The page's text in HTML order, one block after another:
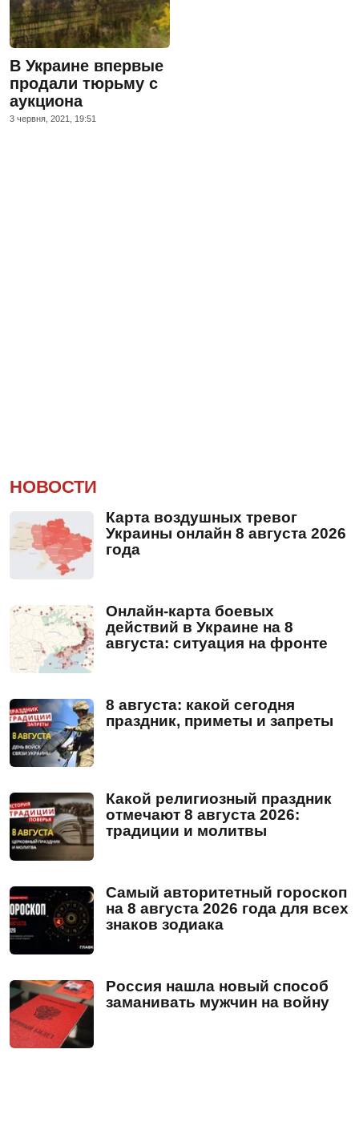
В Украине впервые
продали тюрьму с
аукциона
3 червня, 2021, 19:51
НОВОСТИ
Карта воздушных тревог
Украины онлайн 8 августа 2026
года
Онлайн-карта боевых
действий в Украине на 8
августа: ситуация на фронте
8 августа: какой сегодня
праздник, приметы и запреты
Какой религиозный праздник
отмечают 8 августа 2026:
традиции и молитвы
Самый авторитетный гороскоп
на 8 августа 2026 года для всех
знаков зодиака
Россия нашла новый способ
заманивать мужчин на войну